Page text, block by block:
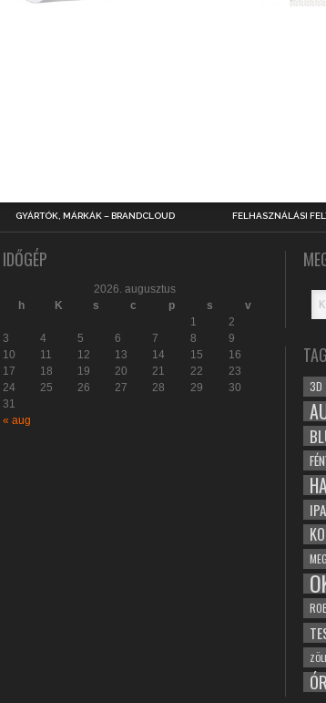
GYÁRTÓK, MÁRKÁK – BRANDCLOUD FELHASZNÁLÁSI
IDŐGÉP
2026. augusztus
h
K s c p s
v
1
2
3
4 5 6 7 8
9
10
11 12 13 14 15
16
17
18 19 20 21 22
23
24
25 26 27 28 29
30
31
« aug
3D